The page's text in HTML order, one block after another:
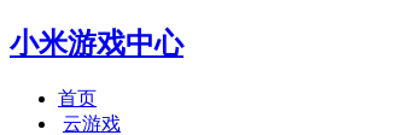
小米游戏中心
首页
云游戏